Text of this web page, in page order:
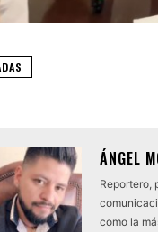
ÁNGEL
Reportero,
como la